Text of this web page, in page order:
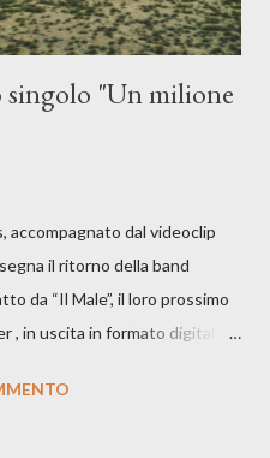
singolo "Un milione
accompagnato dal videoclip
il ritorno della band
da “Il Male”, il loro prossimo
, in uscita in formato digitale il
Produced by A71